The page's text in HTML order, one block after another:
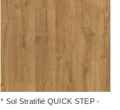
* Sol Stratifié QUICK STEP -